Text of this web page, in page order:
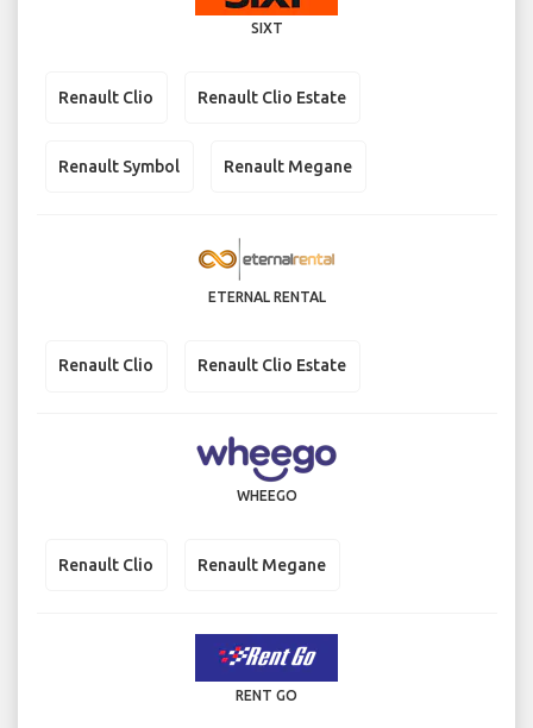
SIXT
Renault Clio Renault Clio Estate
Renault Symbol Renault Megane
ETERNAL RENTAL
Renault Clio Renault Clio Estate
WHEEGO
Renault Clio Renault Megane
RENT GO